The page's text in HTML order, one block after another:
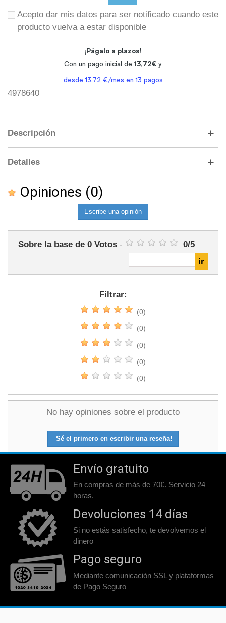
Acepto dar mis datos para ser notificado cuando este
producto vuelva a estar disponible
4978640
Descripción
Detalles
Opiniones (0)
Escribe una opinión
Sobre la base de 0 Votos - 0/5
Filtrar:
(0)
(0)
(0)
(0)
(0)
No hay opiniones sobre el producto
Sé el primero en escribir una reseña!
Envío gratuito
En compras de más de 70€. Servicio 24
horas.
Devoluciones 14 días
Si no estás satisfecho, te devolvemos el
dinero
Pago seguro
Mediante comunicación SSL y plataformas
de Pago Seguro